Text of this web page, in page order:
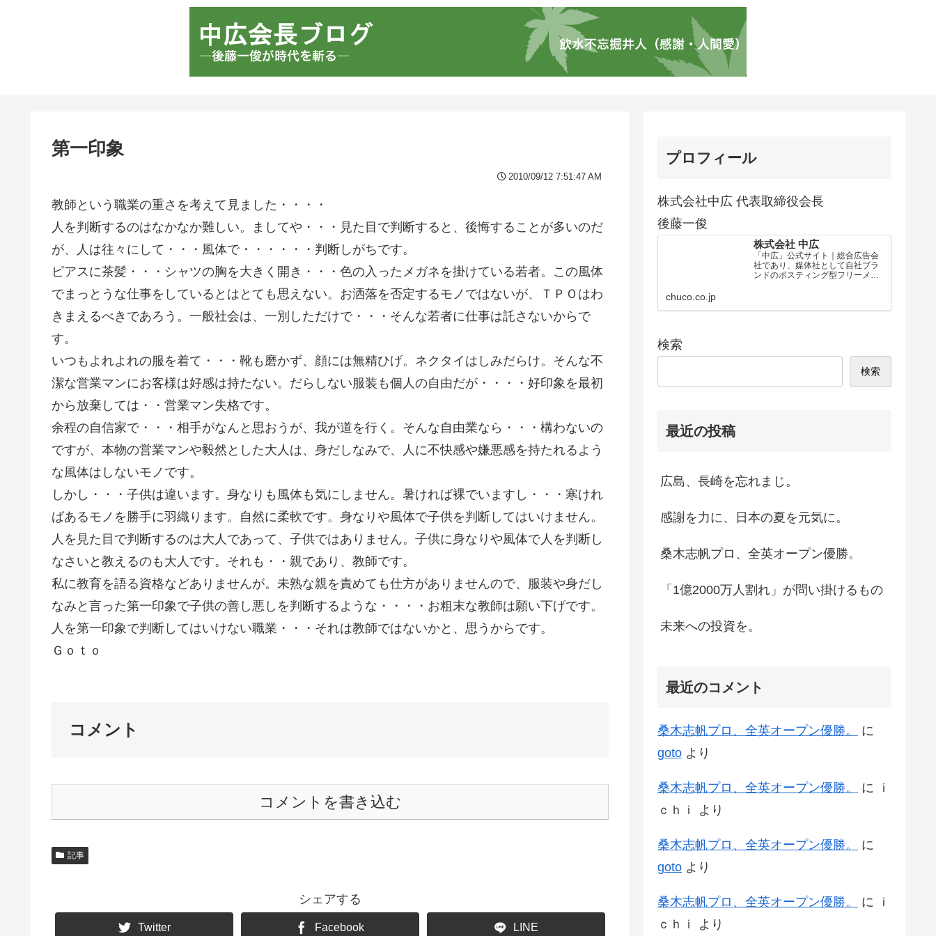
第一印象
2010/09/12 7:51:47 AM
教師という職業の重さを考えて見ました・・・・
人を判断するのはなかなか難しい。ましてや・・・見た目で判断すると、後悔することが多いのだ
が、人は往々にして・・・風体で・・・・・・判断しがちです。
ピアスに茶髪・・・シャツの胸を大きく開き・・・色の入ったメガネを掛けている若者。この風体
でまっとうな仕事をしているとはとても思えない。お洒落を否定するモノではないが、ＴＰＯはわ
きまえるべきであろう。一般社会は、一別しただけで・・・そんな若者に仕事は託さないからで
す。
いつもよれよれの服を着て・・・靴も磨かず、顔には無精ひげ。ネクタイはしみだらけ。そんな不
潔な営業マンにお客様は好感は持たない。だらしない服装も個人の自由だが・・・・好印象を最初
から放棄しては・・営業マン失格です。
余程の自信家で・・・相手がなんと思おうが、我が道を行く。そんな自由業なら・・・構わないの
ですが、本物の営業マンや毅然とした大人は、身だしなみで、人に不快感や嫌悪感を持たれるよう
な風体はしないモノです。
しかし・・・子供は違います。身なりも風体も気にしません。暑ければ裸でいますし・・・寒けれ
ばあるモノを勝手に羽織ります。自然に柔軟です。身なりや風体で子供を判断してはいけません。
人を見た目で判断するのは大人であって、子供ではありません。子供に身なりや風体で人を判断し
なさいと教えるのも大人です。それも・・親であり、教師です。
私に教育を語る資格などありませんが。未熟な親を責めても仕方がありませんので、服装や身だし
なみと言った第一印象で子供の善し悪しを判断するような・・・・お粗末な教師は願い下げです。
人を第一印象で判断してはいけない職業・・・それは教師ではないかと、思うからです。
Ｇｏｔｏ
コメント
コメントを書き込む
記事
シェアする
Twitter Facebook LINE
プロフィール
株式会社中広 代表取締役会長
後藤一俊
株式会社 中広
「中広」公式サイト｜総合広告会
社であり、媒体社として自社ブラ
ンドのポスティング型フリーメデ
chuco.co.jp
検索
検索
最近の投稿
広島、長崎を忘れまじ。
感謝を力に、日本の夏を元気に。
桑木志帆プロ、全英オープン優勝。
「1億2000万人割れ」が問い掛けるもの
未来への投資を。
最近のコメント
桑木志帆プロ、全英オープン優勝。
に
goto より
桑木志帆プロ、全英オープン優勝。 に
ｉ
ｃｈｉ
より
桑木志帆プロ、全英オープン優勝。
に
goto より
桑木志帆プロ、全英オープン優勝。 に
ｉ
ｃｈｉ
より